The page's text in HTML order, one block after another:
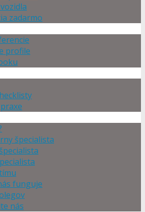
zadarmo
profile
špecialista
funguje
nás